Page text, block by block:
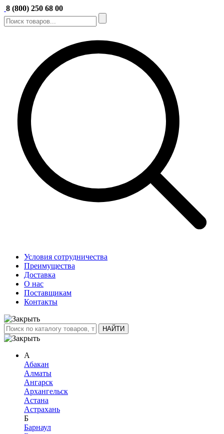
8 (800) 250 68 00
Условия сотрудничества
Преимущества
Доставка
О нас
Поставщикам
Контакты
А
Абакан
Алматы
Ангарск
Архангельск
Астана
Астрахань
Б
Барнаул